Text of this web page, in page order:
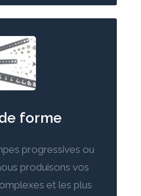
forme
progressives ou
produisons vos
et les plus